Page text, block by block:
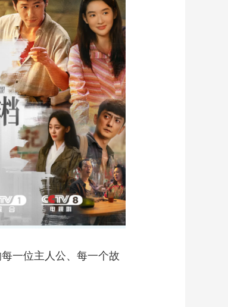
一位主人公、每一个故